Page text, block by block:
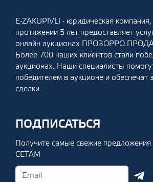
E-ZAKUPIVLI - юридическая
протяжении 5 лет предоставляет
онлайн аукционах
Более 700 наших клиентов стали
аукционах. Наши специалисты
победителем в аукционе и обеспечат
сделки.
ПОДПИСАТЬСЯ
Получите самые свежие
СЕТАМ